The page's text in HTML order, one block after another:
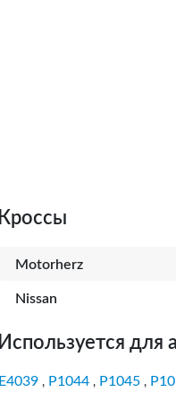
Кроссы
Motorherz
Nissan
Используется для
E4039 , P1044 , P1045 ,